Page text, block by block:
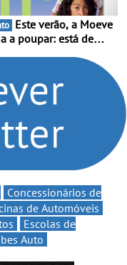
a poupar: está de
com descontos de
Concessionários de
de Automóveis
Escolas de
Auto